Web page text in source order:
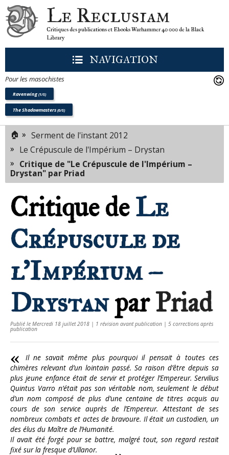
Le Reclusiam
Critiques des publications et Ebooks Warhammer 40 000 de la Black
Library
NAVIGATION
Pour les masochistes
Ravenwing(1/5)
The Shadowmasters (0/5)
🏠 » Serment de l'instant 2012
» Le Crépuscule de l'Impérium – Drystan
» Critique de "Le Crépuscule de l'Impérium –
Drystan" par Priad
Critique deLe
Crépuscule de
l'Impérium –
DrystanparPriad
Publié le Mercredi 18 juillet 2018 | 1 révision avant publication | 5 corrections après
publication
Il ne savait même plus pourquoi il pensait à toutes ces
chimères relevant d’un lointain passé. Sa raison d’être depuis sa
plus jeune enfance était de servir et protéger l’Empereur. Servilius
Quintus Varro n’était pas son véritable nom, seulement le début
d’un nom composé de plus d’une centaine de titres acquis au
cours de son service auprès de l’Empereur. Attestant de ses
nombreux combats et actes de bravoure. Il était un custodien, un
des élus du Maître de l’Humanité.
Il avait été forgé pour se battre, malgré tout, son regard restait
fixé sur la fresque d’Ullanor.